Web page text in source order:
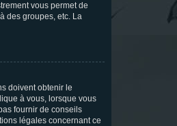
vous permet de
des groupes, etc. La
doivent obtenir le
à vous, lorsque vous
fournir de conseils
légales concernant ce